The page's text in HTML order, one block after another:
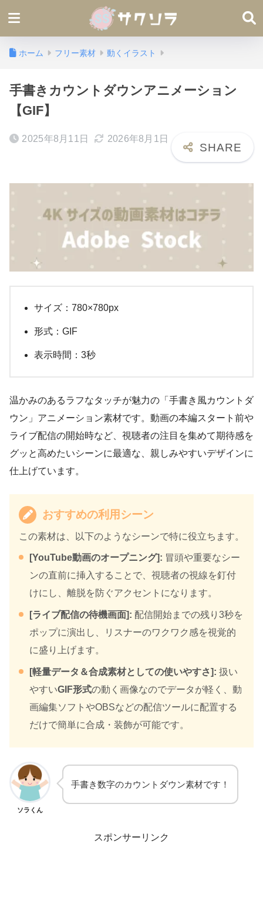
ホーム フリー素材 動くイラスト
手書きカウントダウンアニメーション
【GIF】
2025年8月11日 2026年8月1日
サイズ：780×780px
形式：GIF
表示時間：3秒
温かみのあるラフなタッチが魅力の「手書き風カウントダ
ウン」アニメーション素材です。動画の本編スタート前や
ライブ配信の開始時など、視聴者の注目を集めて期待感を
グッと高めたいシーンに最適な、親しみやすいデザインに
仕上げています。
おすすめの利用シーン
この素材は、以下のようなシーンで特に役立ちます。
[YouTube動画のオープニング]: 冒頭や重要なシー
ンの直前に挿入することで、視聴者の視線を釘付
けにし、離脱を防ぐアクセントになります。
[ライブ配信の待機画面]: 配信開始までの残り3秒を
ポップに演出し、リスナーのワクワク感を視覚的
に盛り上げます。
[軽量データ＆合成素材としての使いやすさ]: 扱い
やすいGIF形式の動く画像なのでデータが軽く、動
画編集ソフトやOBSなどの配信ツールに配置する
だけで簡単に合成・装飾が可能です。
ソラくん
手書き数字のカウントダウン素材です！
スポンサーリンク